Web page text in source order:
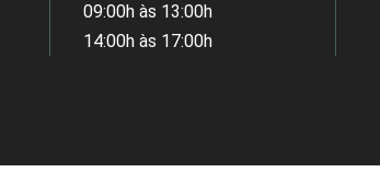
09:00h às 13:00h
14:00h às 17:00h